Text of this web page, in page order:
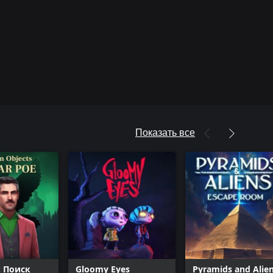
Показать все
Поиск Gloomy Eyes Pyramids and